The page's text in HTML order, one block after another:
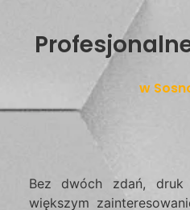
w
Bez dwóch zdań,
większym